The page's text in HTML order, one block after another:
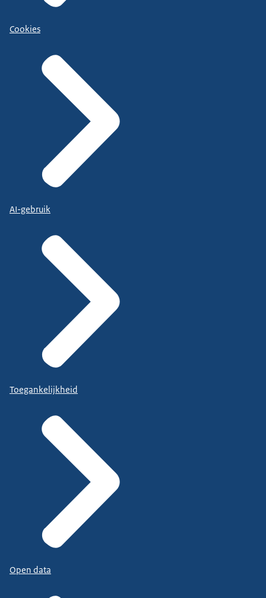
Cookies
AI-gebruik
Toegankelijkheid
Open data